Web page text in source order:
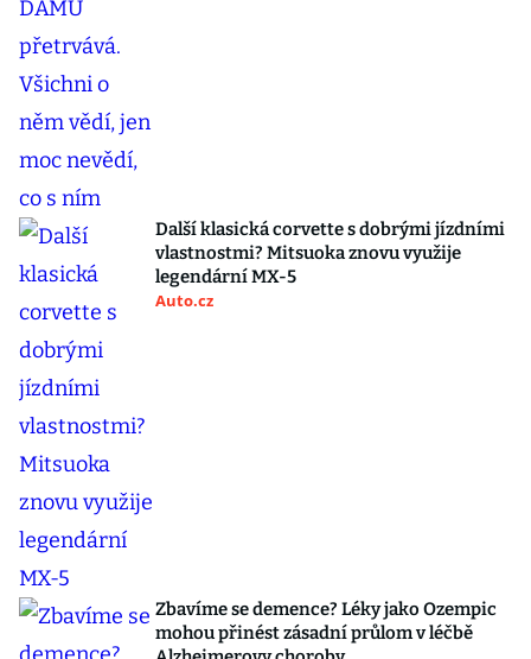
Další klasická corvette s dobrými jízdními
vlastnostmi? Mitsuoka znovu využije
legendární MX-5
Auto.cz
Zbavíme se demence? Léky jako Ozempic
mohou přinést zásadní průlom v léčbě